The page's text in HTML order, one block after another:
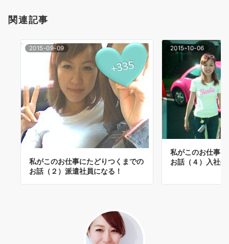
ン
関連記事
2015-09-09
私がこのお仕事にたどりつくまでの
お話（２）派遣社員になる！
2015-10-06
私がこのお仕事
お話（４）入社